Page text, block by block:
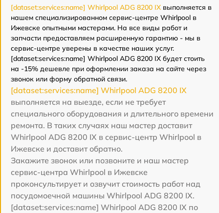
[dataset:services:name] Whirlpool ADG 8200 IX выполняется в
нашем специализированном сервис-центре Whirlpool в
Ижевске опытными мастерами. На все виды работ и
запчасти предоставляем расширенную гарантию - мы в
сервис-центре уверены в качестве наших услуг.
[dataset:services:name] Whirlpool ADG 8200 IX будет стоить
на -15% дешевле при оформлении заказа на сайте через
звонок или форму обратной связи.
[dataset:services:name] Whirlpool ADG 8200 IX
выполняется на выезде, если не требует
специального оборудования и длительного времени
ремонта. В таких случаях наш мастер доставит
Whirlpool ADG 8200 IX в сервис-центр Whirlpool в
Ижевске и доставит обратно.
Закажите звонок или позвоните и наш мастер
сервис-центра Whirlpool в Ижевске
проконсультирует и озвучит стоимость работ над
посудомоечной машины Whirlpool ADG 8200 IX.
[dataset:services:name] Whirlpool ADG 8200 IX по